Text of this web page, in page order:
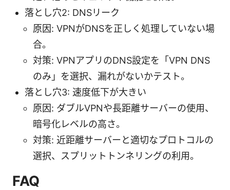
落とし穴2: DNSリーク
原因: VPNがDNSを正しく処理していない場
合。
対策: VPNアプリのDNS設定を「VPN DNS
のみ」を選択、漏れがないかテスト。
落とし穴3: 速度低下が大きい
原因: ダブルVPNや長距離サーバーの使用、
暗号化レベルの高さ。
対策: 近距離サーバーと適切なプロトコルの
選択、スプリットトンネリングの利用。
FAQ